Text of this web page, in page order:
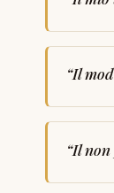
“Il
“Il non